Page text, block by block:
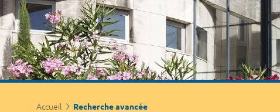
Accueil Recherche avancée